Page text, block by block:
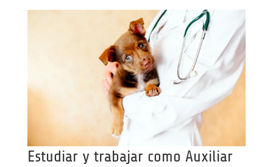
Estudiar y trabajar como Auxiliar